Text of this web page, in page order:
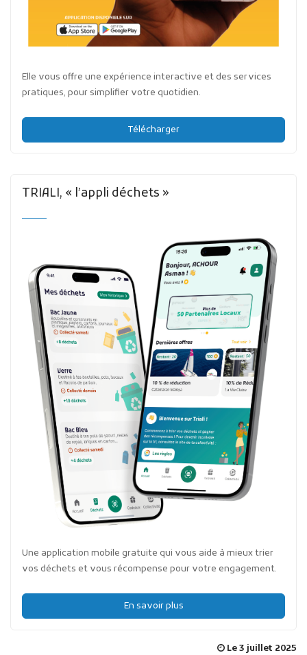
Elle vous offre une expérience interactive et des services
pratiques, pour simplifier votre quotidien.
Télécharger
TRIALI, « l’appli déchets »
Une application mobile gratuite qui vous aide à mieux trier
vos déchets et vous récompense pour votre engagement.
En savoir plus
Le 3 juillet 2025